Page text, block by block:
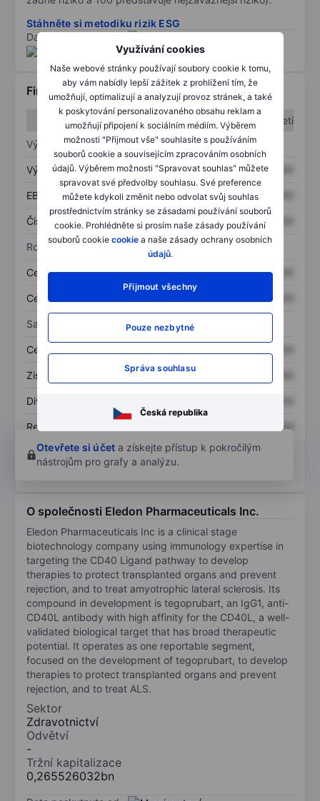
Využívání cookies
Naše webové stránky používají soubory cookie k tomu,
aby vám nabídly lepší zážitek z prohlížení tím, že
umožňují, optimalizují a analyzují provoz stránek, a také
k poskytování personalizovaného obsahu reklam a
umožňují připojení k sociálním médiím. Výběrem
možnosti "Přijmout vše" souhlasíte s používáním
souborů cookie a souvisejícím zpracováním osobních
údajů. Výběrem možnosti "Spravovat souhlas" můžete
spravovat své předvolby souhlasu. Své preference
můžete kdykoli změnit nebo odvolat svůj souhlas
prostřednictvím stránky se zásadami používání souborů
cookie. Prohlédněte si prosím naše zásady používání
souborů cookie cookie a naše zásady ochrany osobních
údajů.
Přijmout všechny
Pouze nezbytné
Správa souhlasu
Česká republika
Stáhněte si metodiku rizik ESG
Data poskytnuta od
Finanční informace
1. čtvrtletí
2. čtvrtletí
Výkaz zisku a ztráty
Výnos XXXXXXX XXXXXXX
EBITDA XXXXXXX XXXXXXX
Čistý příjem XXXXXXX XXXXXXX
Rozvaha
Celková aktiva XXXXXXX XXXXXXX
Celkový dluh XXXXXXX
Sazby
Cena/tržby
Zisk na akcii XXXXXXX
Dividenda na akcii
Rentabilita kapitálu
XXXXXXX
Otevřete si účet a získejte přístup k pokročilým
nástrojům pro grafy a analýzu.
O společnosti Eledon Pharmaceuticals Inc.
Eledon Pharmaceuticals Inc is a clinical stage
biotechnology company using immunology expertise in
targeting the CD40 Ligand pathway to develop
therapies to protect transplanted organs and prevent
rejection, and to treat amyotrophic lateral sclerosis. Its
compound in development is tegoprubart, an IgG1, anti-
CD40L antibody with high affinity for the CD40L, a well-
validated biological target that has broad therapeutic
potential. It operates as one reportable segment,
focused on the development of tegoprubart, to develop
therapies to protect transplanted organs and prevent
rejection, and to treat ALS.
Sektor
Zdravotnictví
Odvětví
-
Tržní kapitalizace
0,265526032bn